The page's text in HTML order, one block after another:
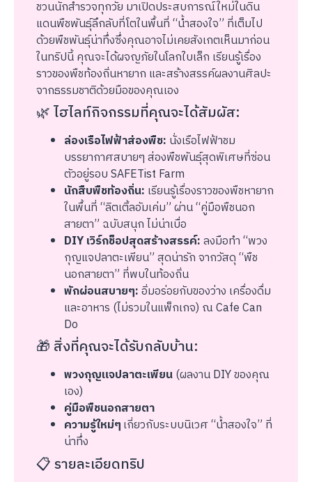
ชวนนักสำรวจทุกวัย มาเปิดประสบการณ์ใหม่ในดิน
แดนพืชพันธุ์ลึกลับที่โตในพื้นที่ “น้ำสองใจ” ที่เต็มไป
ด้วยพืชพันธุ์น่าทึ่งซึ่งคุณอาจไม่เคยสังเกตเห็นมาก่อน
ในทริปนี้ คุณจะได้ผจญภัยในโลกใบเล็ก เรียนรู้เรื่อง
ราวของพืชท้องถิ่นหายาก และสร้างสรรค์ผลงานศิลปะ
จากธรรมชาติด้วยมือของคุณเอง
🌿 ไฮไลท์กิจกรรมที่คุณจะได้สัมผัส:
ล่องเรือไฟฟ้าส่องพืช: นั่งเรือไฟฟ้าชม
บรรยากาศสบายๆ ส่องพืชพันธุ์สุดพิเศษที่ซ่อน
ตัวอยู่รอบ SAFETist Farm
นักสืบพืชท้องถิ่น: เรียนรู้เรื่องราวของพืชหายาก
ในพื้นที่ “ลิตเติ้ลอัมเค่ม” ผ่าน “คู่มือพืชนอก
สายตา” ฉบับสนุก ไม่น่าเบื่อ
DIY เวิร์กช็อปสุดสร้างสรรค์:ลงมือทำ “พวง
กุญแจปลาตะเพียน” สุดน่ารัก จากวัสดุ “พืช
นอกสายตา” ที่พบในท้องถิ่น
พักผ่อนสบายๆ:อิ่มอร่อยกับของว่าง เครื่องดื่ม
และอาหาร (ไม่รวมในแพ็กเกจ) ณ Cafe Can
Do
🎁 สิ่งที่คุณจะได้รับกลับบ้าน:
พวงกุญแจปลาตะเพียน(ผลงาน DIY ของคุณ
เอง)
คู่มือพืชนอกสายตา
ความรู้ใหม่ๆเกี่ยวกับระบบนิเวศ “น้ำสองใจ” ที่
น่าทึ่ง
📋 รายละเอียดทริป